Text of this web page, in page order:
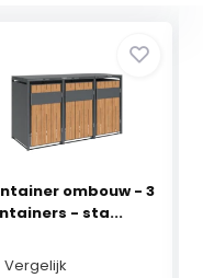
ombouw - 3
- sta...
Vergelijk